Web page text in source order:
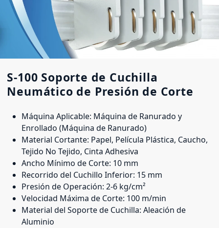
S-100 Soporte de Cuchilla
Neumático de Presión de Corte
Máquina Aplicable: Máquina de Ranurado y
Enrollado (Máquina de Ranurado)
Material Cortante: Papel, Película Plástica, Caucho,
Tejido No Tejido, Cinta Adhesiva
Ancho Mínimo de Corte: 10 mm
Recorrido del Cuchillo Inferior: 15 mm
Presión de Operación: 2-6 kg/cm²
Velocidad Máxima de Corte: 100 m/min
Material del Soporte de Cuchilla: Aleación de
Aluminio